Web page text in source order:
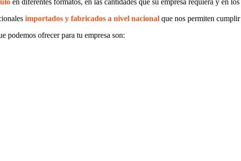
en diferentes formatos, en las cantidades que su empresa requiera y en
importados y fabricados a nivel nacional que nos permiten
podemos ofrecer para tu empresa son: